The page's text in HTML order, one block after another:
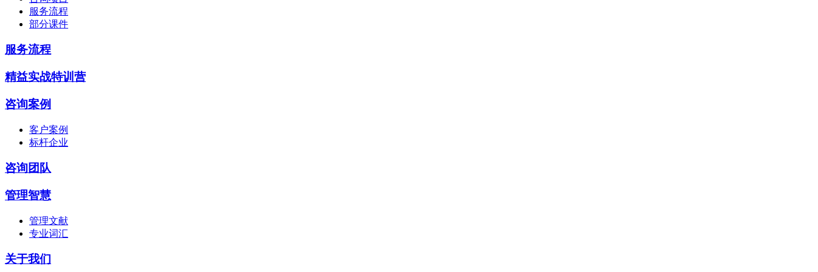
服务流程
部分课件
服务流程
精益实战特训营
咨询案例
客户案例
标杆企业
咨询团队
管理智慧
管理文献
专业词汇
关于我们